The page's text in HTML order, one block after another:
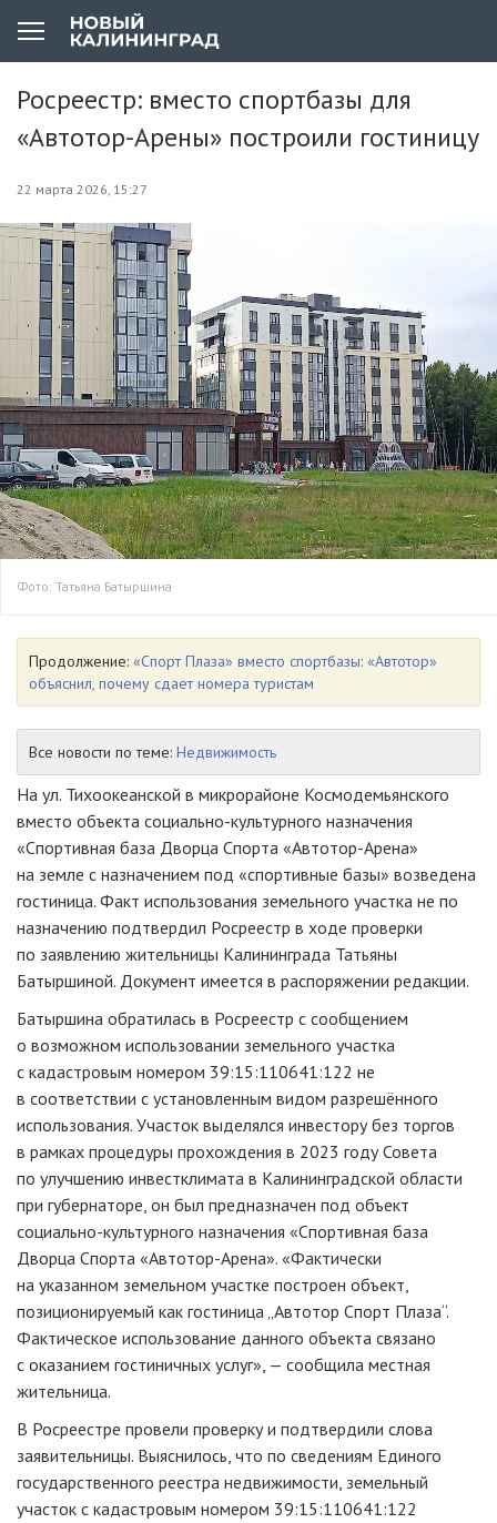
Росреестр: вместо спортбазы для
«Автотор-Арены» построили гостиницу
22 марта 2026, 15:27
Фото: Татьяна Батыршина
Продолжение: «Спорт Плаза» вместо спортбазы: «Автотор»
объяснил, почему сдает номера туристам
Все новости по теме: Недвижимость
На ул. Тихоокеанской в микрорайоне Космодемьянского
вместо объекта социально-культурного назначения
«Спортивная база Дворца Спорта «Автотор-Арена»
на земле с назначением под «спортивные базы» возведена
гостиница. Факт использования земельного участка не по
назначению подтвердил Росреестр в ходе проверки
по заявлению жительницы Калининграда Татьяны
Батыршиной. Документ имеется в распоряжении редакции.
Батыршина обратилась в Росреестр с сообщением
о возможном использовании земельного участка
с кадастровым номером 39:15:110641:122 не
в соответствии с установленным видом разрешённого
использования. Участок выделялся инвестору без торгов
в рамках процедуры прохождения в 2023 году Совета
по улучшению инвестклимата в Калининградской области
при губернаторе, он был предназначен под объект
социально-культурного назначения «Спортивная база
Дворца Спорта «Автотор-Арена». «Фактически
на указанном земельном участке построен объект,
позиционируемый как гостиница „Автотор Спорт Плаза“.
Фактическое использование данного объекта связано
с оказанием гостиничных услуг», — сообщила местная
жительница.
В Росреестре провели проверку и подтвердили слова
заявительницы. Выяснилось, что по сведениям Единого
государственного реестра недвижимости, земельный
участок с кадастровым номером 39:15:110641:122